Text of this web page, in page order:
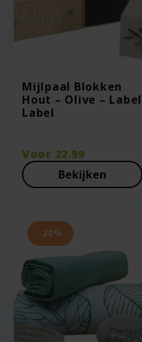
Mijlpaal Blokken
Hout – Olive – Label
Label
Voor 22.99
Bekijken
-20%